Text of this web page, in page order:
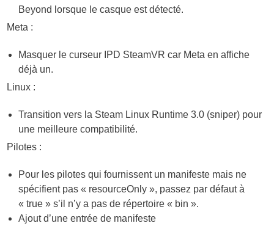
Beyond lorsque le casque est détecté.
Meta :
Masquer le curseur IPD SteamVR car Meta en affiche
déjà un.
Linux :
Transition vers la Steam Linux Runtime 3.0 (sniper) pour
une meilleure compatibilité.
Pilotes :
Pour les pilotes qui fournissent un manifeste mais ne
spécifient pas « resourceOnly », passez par défaut à
« true » s’il n’y a pas de répertoire « bin ».
Ajout d’une entrée de manifeste